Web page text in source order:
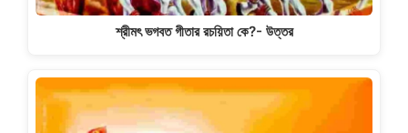
শ্রীমৎ ভগবত গীতার রচয়িতা কে?- উত্তর